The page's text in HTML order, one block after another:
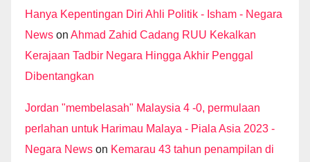
Hanya Kepentingan Diri Ahli Politik - Isham - Negara
News on Ahmad Zahid Cadang RUU Kekalkan
Kerajaan Tadbir Negara Hingga Akhir Penggal
Dibentangkan
Jordan "membelasah" Malaysia 4 -0, permulaan
perlahan untuk Harimau Malaya - Piala Asia 2023 -
Negara News on Kemarau 43 tahun penampilan di